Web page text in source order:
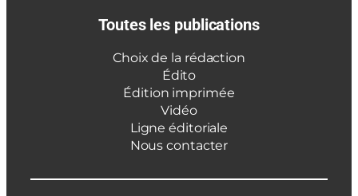
Toutes les publications
Choix de la rédaction
Édito
Édition imprimée
Vidéo
Ligne éditoriale
Nous contacter